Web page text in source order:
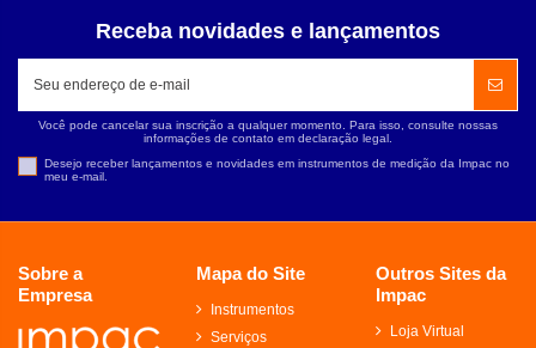
Receba novidades e lançamentos
Você pode cancelar sua inscrição a qualquer momento. Para isso, consulte nossas
informações de contato em declaração legal.
Desejo receber lançamentos e novidades em instrumentos de medição da Impac no
meu e-mail.
Sobre a
Empresa
Mapa do Site
Instrumentos
Serviços
Outros Sites da
Impac
Loja Virtual